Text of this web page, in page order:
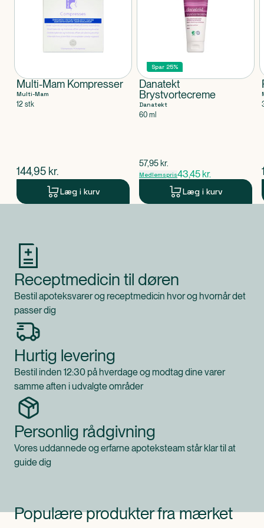
Klassificeret som
Produktet er et kosmetisk produkt.
Multi-Mam Kompresser
Multi-Mam
12 stk
$nuværende pris
144,95 kr.
Læg i kurv
Spar 25%
Danatekt
Brystvortecreme
Danatekt
60 ml
$gammel pris
57,95 kr.
Medlemspris43,45 kr.
Læg i kurv
Receptmedicin til døren
Bestil apoteksvarer og receptmedicin hvor og hvornår det
passer dig
Hurtig levering
Bestil inden 12:30 på hverdage og modtag dine varer
samme aften i udvalgte områder
Personlig rådgivning
Vores uddannede og erfarne apoteksteam står klar til at
guide dig
Populære produkter fra mærket